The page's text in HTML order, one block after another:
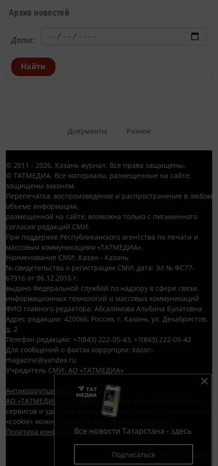
Архив новостей
Дата:
Найти
Все новости Татарстана - здесь
Подписаться
Документы Разное
© 2011 - 2026. Казань журнал. Все права защищены.
© ТАТМЕДИА. Все материалы, размещенные на сайте,
защищены законом.
Перепечатка, воспроизведение и распространение в любом
объеме информации,
размещенной на сайте, возможна только с письменного
согласия редакций СМИ.
При поддержке Республиканского агентства по печати и
массовым коммуникациям «ТАТМЕДИА».
Наименование СМИ: Казан - Казань
№ свидетельства о регистрации СМИ, дата: Эл № ФС77-
67916 от 06.12.2016 г.
выдано Федеральной службой по надзору в сфере связи,
информационных технологий и массовых коммуникаций
ФИО главного редактора: Абсалямова Альбина Булатовна
Адрес редакции: 420066, Россия, г. Казань, ул. Декабристов,
д. 2
Телефон редакции: +7(843) 222-05-43, +7(843) 222-05-42
Для сообщений о фактах коррупции: kazan-
magazine@yandex.ru
Учредитель СМИ: АО «ТАТМЕДИА»
Антикоррупционная политика
АО «ТАТМЕДИА» использует «cookie»
сервисов и удобства пользователей сайтом. Использование
«cookie» можно отменить в настройках браузера.
Политика конфиденциальности